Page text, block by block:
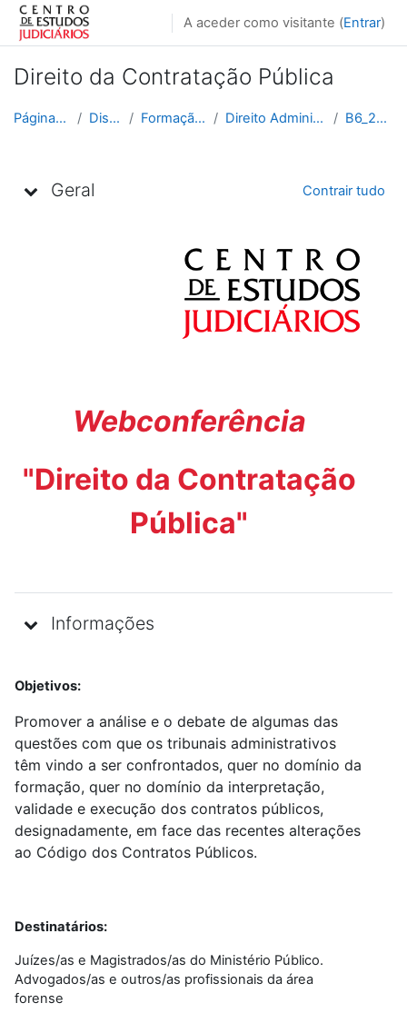
Ir para o conteúdo principal
A aceder como visitante (Entrar)
Direito da Contratação Pública
Página principal Disciplinas Formação Contínua Direito Administrativo e Fiscal B6_2020_2021
Geral Contrair tudo
Webconferência
"Direito da Contratação
Pública"
Informações
Objetivos:
Promover a análise e o debate de algumas das
questões com que os tribunais administrativos
têm vindo a ser confrontados, quer no domínio da
formação, quer no domínio da interpretação,
validade e execução dos contratos públicos,
designadamente, em face das recentes alterações
ao Código dos Contratos Públicos.
Destinatários:
Juízes/as e Magistrados/as do Ministério Público.
Advogados/as e outros/as profissionais da área
forense